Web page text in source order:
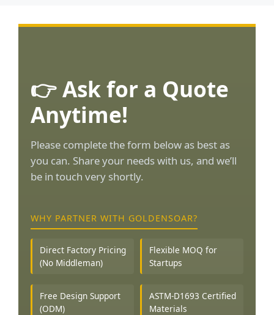
👉 Ask for a Quote
Anytime!
Please complete the form below as best as
you can. Share your needs with us, and we’ll
be in touch very shortly.
WHY PARTNER WITH GOLDENSOAR?
Direct Factory Pricing
(No Middleman)
Flexible MOQ for
Startups
Free Design Support
(ODM)
ASTM-D1693 Certified
Materials